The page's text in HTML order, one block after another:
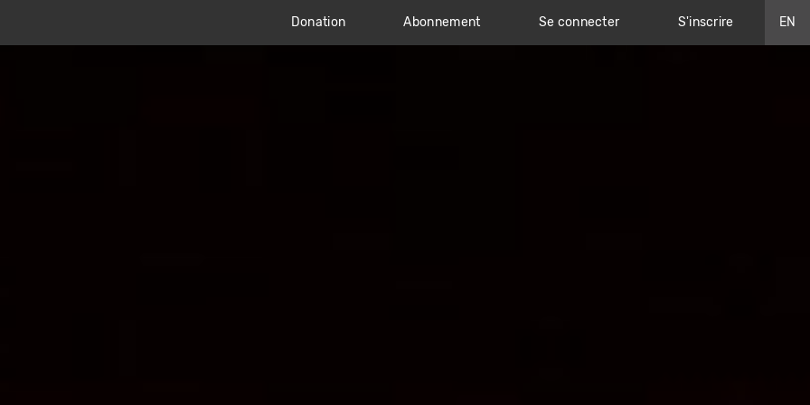
Donation Abonnement Se connecter S'inscrire EN